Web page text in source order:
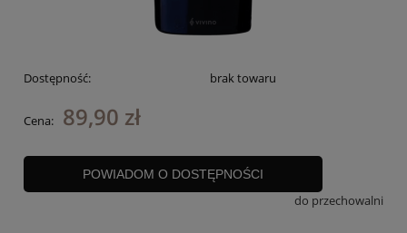
Dostępność: brak towaru
Cena: 89,90 zł
POWIADOM O DOSTĘPNOŚCI
do przechowalni